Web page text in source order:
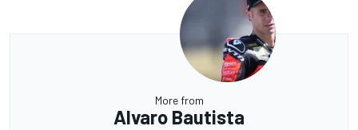
More from
Alvaro Bautista